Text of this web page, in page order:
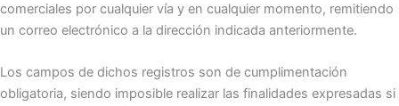
comerciales por cualquier vía y en cualquier momento, remitiendo
un correo electrónico a la dirección indicada anteriormente.
Los campos de dichos registros son de cumplimentación
obligatoria, siendo imposible realizar las finalidades expresadas si